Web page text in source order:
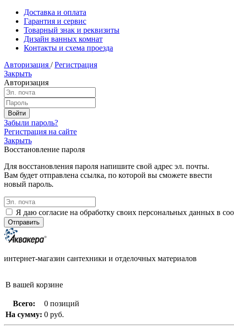
Доставка и оплата
Гарантия и сервис
Товарный знак и реквизиты
Дизайн ванных комнат
Контакты и схема проезда
Авторизация / Регистрация
Закрыть
Авторизация
Забыли пароль?
Регистрация на сайте
Закрыть
Восстановление пароля
Для восстановления пароля напишите свой адрес эл. почты.
Вам будет отправлена ссылка, по которой вы сможете ввести
новый пароль.
Я даю согласие на обработку своих персональных данных в
интернет-магазин сантехники и отделочных материалов
В вашей корзине
Всего:
0 позиций
На сумму: 0 руб.